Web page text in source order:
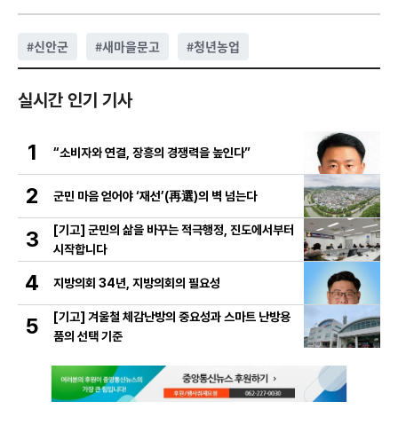
#신안군 #새마을문고 #청년농업
실시간 인기 기사
1 “소비자와 연결, 장흥의 경쟁력을 높인다”
2 군민 마음 얻어야 ‘재선’(再選)의 벽 넘는다
3
[기고] 군민의 삶을 바꾸는 적극행정, 진도에서부터
시작합니다
4 지방의회 34년, 지방의회의 필요성
5
[기고] 겨울철 체감난방의 중요성과 스마트 난방용
품의 선택 기준